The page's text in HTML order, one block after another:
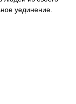
уединение.